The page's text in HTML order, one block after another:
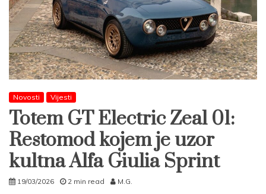
Novosti Vijesti
Totem GT Electric Zeal 01:
Restomod kojem je uzor
kultna Alfa Giulia Sprint
19/03/2026 2 min read M.G.